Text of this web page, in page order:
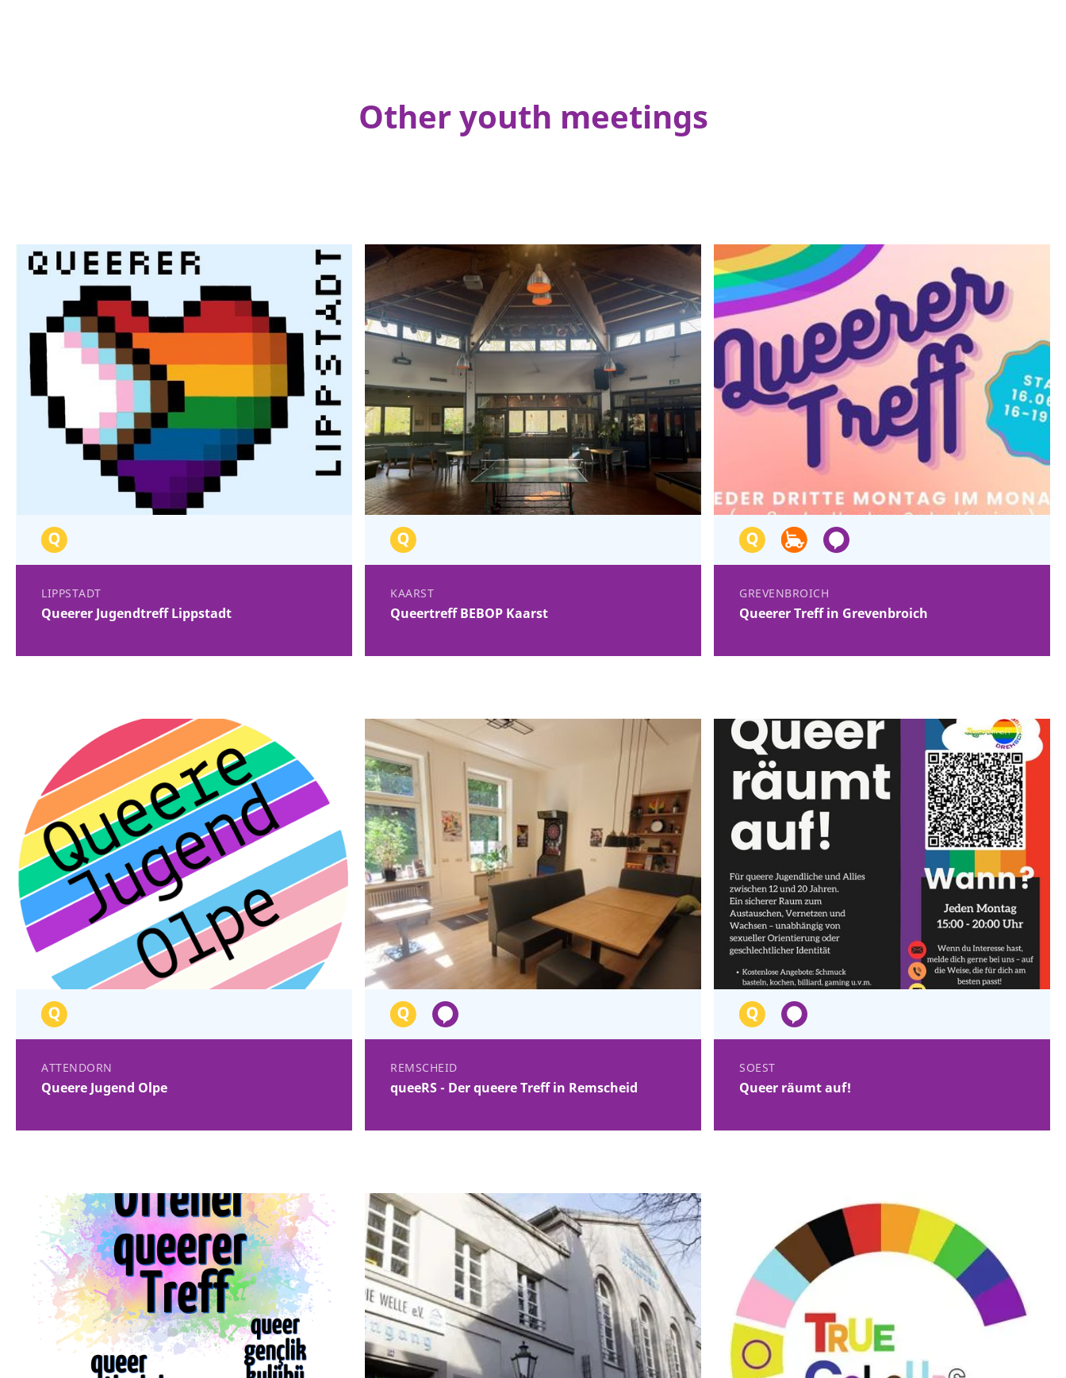
Other youth meetings
LIPPSTADT
Queerer Jugendtreff Lippstadt
KAARST
Queertreff BEBOP Kaarst
GREVENBROICH
Queerer Treff in Grevenbroich
ATTENDORN
Queere Jugend Olpe
REMSCHEID
queeRS - Der queere Treff in Remscheid
SOEST
Queer räumt auf!